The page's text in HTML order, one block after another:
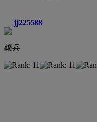
jj225588
總兵